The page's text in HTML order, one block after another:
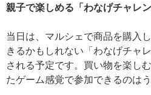
親子で楽しめる「わなげチャレ
当日は、マルシェで商品を購入
きるかもしれない「わなげチャ
される予定です。 買い物を楽し
たゲーム感覚で参加できるのは